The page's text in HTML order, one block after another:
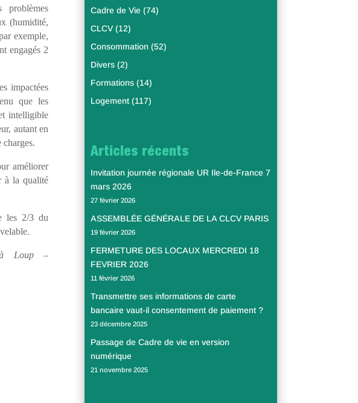
(humidité,
exemple,
engagés 2
impactées
que les
intelligible
autant en
charges.
améliorer
à la qualité
les 2/3 du
à Loup –
Cadre de Vie(74)
CLCV(12)
Consommation(52)
Divers(2)
Formations(14)
Logement(117)
Articles récents
Invitation journée régionale UR Ile-de-France 7
mars 2026
27 février 2026
ASSEMBLÉE GÉNÉRALE DE LA CLCV PARIS
19 février 2026
FERMETURE DES LOCAUX MERCREDI 18
FEVRIER 2026
11 février 2026
Transmettre ses informations de carte
bancaire vaut-il consentement de paiement ?
23 décembre 2025
Passage de Cadre de vie en version
numérique
21 novembre 2025